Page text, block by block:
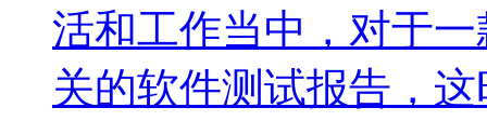
活和工作当中，对于
关的软件测试报告，